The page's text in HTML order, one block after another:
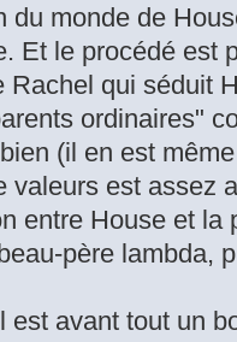
du monde de
Et le procédé est
Rachel qui séduit
ordinaires"
(il en est
valeurs est assez
entre House et la
père lambda,
est avant tout un